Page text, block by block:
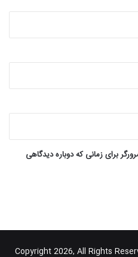
برای زمانی که دوباره دیدگاهی